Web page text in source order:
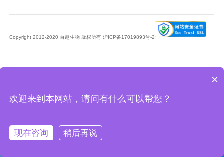
Copyright 2012-2020 百趣生物 版权所有 沪ICP备17019893号-2
×
欢迎来到本网站，请问有什么可以帮您？
现在咨询 稍后再说